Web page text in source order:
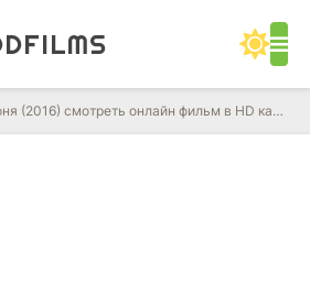
FILMS
смотреть онлайн фильм в HD качестве 720 - 1080 бесплатно